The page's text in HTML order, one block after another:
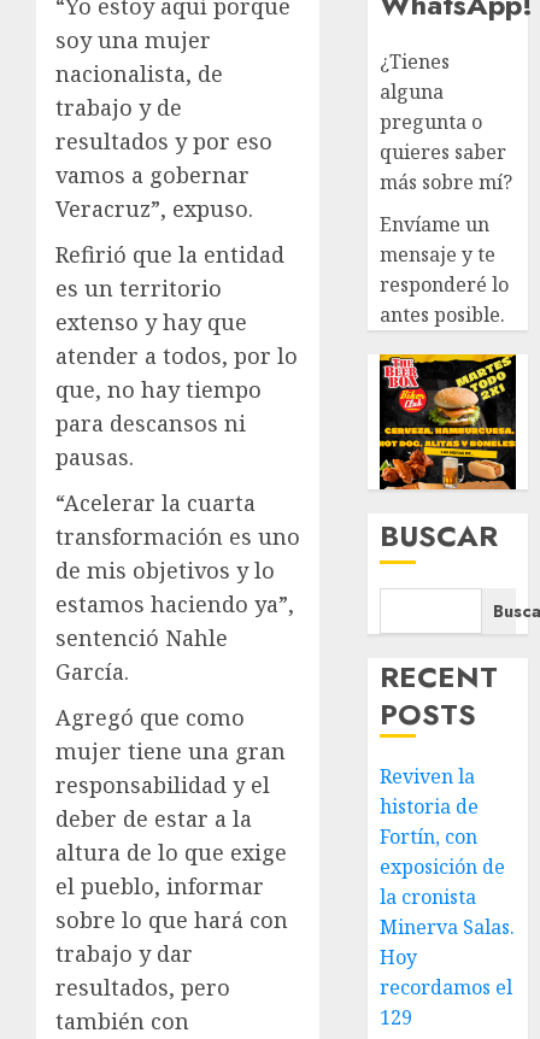
“Yo estoy aquí porque
soy una mujer
nacionalista, de
trabajo y de
resultados y por eso
vamos a gobernar
Veracruz”, expuso.
Refirió que la entidad
es un territorio
extenso y hay que
atender a todos, por lo
que, no hay tiempo
para descansos ni
pausas.
“Acelerar la cuarta
transformación es uno
de mis objetivos y lo
estamos haciendo ya”,
sentenció Nahle
García.
Agregó que como
mujer tiene una gran
responsabilidad y el
deber de estar a la
altura de lo que exige
el pueblo, informar
sobre lo que hará con
trabajo y dar
resultados, pero
también con
¿Tienes
alguna
pregunta o
quieres saber
más sobre mí?
Envíame un
mensaje y te
responderé lo
antes posible.
BUSCAR
RECENT
POSTS
Reviven la
historia de
Fortín, con
exposición de
la cronista
Minerva Salas.
Hoy
recordamos el
129